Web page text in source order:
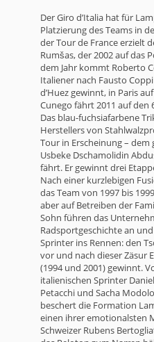
Der Giro d’Italia hat für
Platzierung des Teams in
der Tour de France erzielt
Rumšas, der 2002 auf das
dem Jahr kommt Roberto
Italiener nach Fausto
d’Huez gewinnt, in Paris
Cunego fährt 2011 auf den
Das blau-fuchsiafarbene
Herstellers von
Tour in Erscheinung – dem
Usbeke Dschamolidin
fährt. Er gewinnt drei
Nach einer kurzlebigen
das Team von 1997 bis
aber auf Betreiben der
Sohn führen das
Radsportgeschichte an
Sprinter ins Rennen: den
vor und nach dieser Zäsur
(1994 und 2001) gewinnt.
italienischen Sprinter
Petacchi und Sacha
beschert die Formation
einen ihrer emotionalsten
Schweizer Rubens